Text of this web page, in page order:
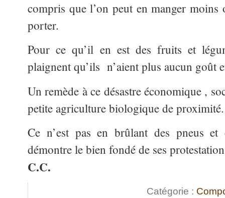
compris que l’on peut en manger
porter.
Pour ce qu’il en est des fruits et
plaignent qu’ils n’aient plus aucun goût
Un remède à ce désastre économique ,
petite agriculture biologique de proximité.
Ce n’est pas en brûlant des pneus
démontre le bien fondé de ses
C.C.
Catégorie :